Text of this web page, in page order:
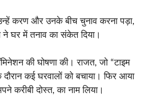
करण और उनके बीच चुनाव करना पड़ा,
ने घर में तनाव का संकेत दिया।
की घोषणा की। राजत, जो “टाइम
कई घरवालों को बचाया। फिर आया
करीबी दोस्त, का नाम लिया।